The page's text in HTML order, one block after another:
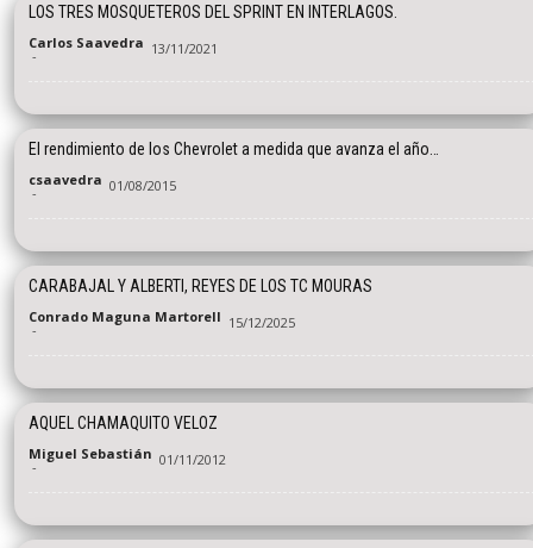
LOS TRES MOSQUETEROS DEL SPRINT EN INTERLAGOS.
Carlos Saavedra
- 13/11/2021
El rendimiento de los Chevrolet a medida que avanza el año…
csaavedra
- 01/08/2015
CARABAJAL Y ALBERTI, REYES DE LOS TC MOURAS
Conrado Maguna Martorell
- 15/12/2025
AQUEL CHAMAQUITO VELOZ
Miguel Sebastián
- 01/11/2012